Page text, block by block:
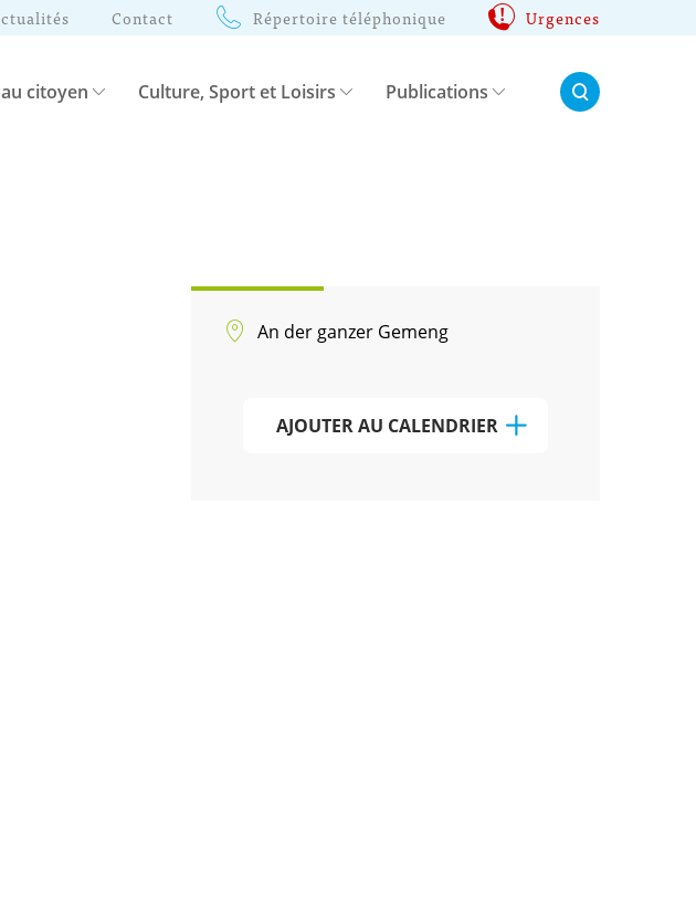
Contact Répertoire téléphonique Urgences
citoyen Culture, Sport et Loisirs Publications Rechercher:
An der ganzer Gemeng
AJOUTER AU CALENDRIER